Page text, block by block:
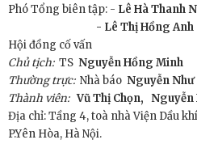
Phó Tổng biên tập: - Lê Hà Thanh
- Lê Thị Hồng Anh
Hội đồng cố vấn
Chủ tịch:TS Nguyễn Hồng Minh
Thường trực: Nhà báo Nguyễn
Thành viên: Vũ Thị Chọn, Nguyễn
Địa chỉ: Tầng 4, toà nhà Viện Dầu
P.Yên Hòa, Hà Nội.